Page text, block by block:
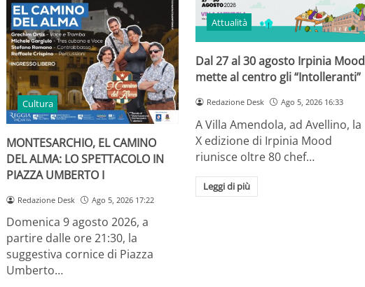
Cultura
MONTESARCHIO, EL CAMINO
DEL ALMA: LO SPETTACOLO IN
PIAZZA UMBERTO I
Redazione Desk Ago 5, 2026 17:22
Domenica 9 agosto 2026, a
partire dalle ore 21:30, la
suggestiva cornice di Piazza
Umberto…
Attualità
Dal 27 al 30 agosto Irpinia Mood
mette al centro gli “Intolleranti”
Redazione Desk Ago 5, 2026 16:33
A Villa Amendola, ad Avellino, la
X edizione di Irpinia Mood
riunisce oltre 80 chef…
Leggi di più